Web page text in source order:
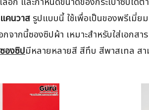
คนวาส รูปแบบนี้ ใช้เพื่อเป็นของพรีเมี่ย
ากนี้ซองซิปผ้า เหมาะสำหรับใส่เอกส
ซองซิปมีหลายหลายสี สีทึบ สีพาสเทล สา